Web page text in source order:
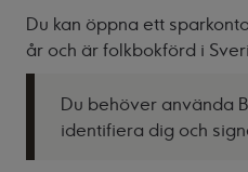
Du kan öppna ett
år och är folkbokförd i
Du behöver använda
identifiera dig och